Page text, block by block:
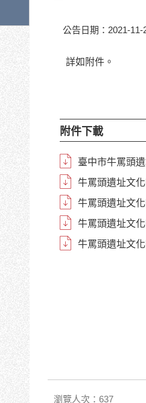
公告日期：2021-
詳如附件。
附件下載
臺中市牛罵頭
牛罵頭遺址文
牛罵頭遺址文
牛罵頭遺址文
牛罵頭遺址文
瀏覽人次：637